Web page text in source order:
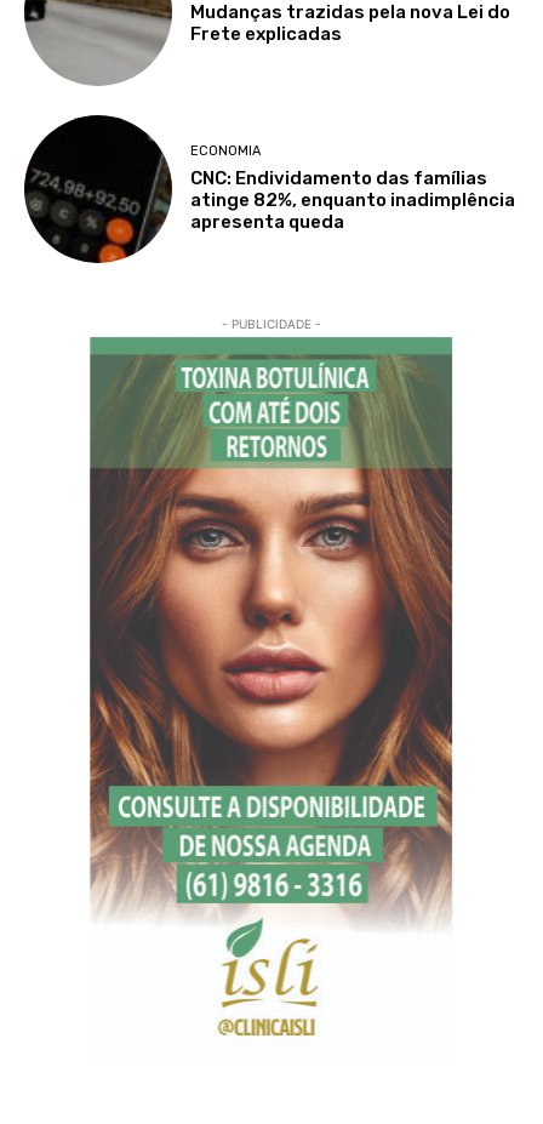
Mudanças trazidas pela nova Lei do
Frete explicadas
ECONOMIA
CNC: Endividamento das famílias
atinge 82%, enquanto inadimplência
apresenta queda
- PUBLICIDADE -